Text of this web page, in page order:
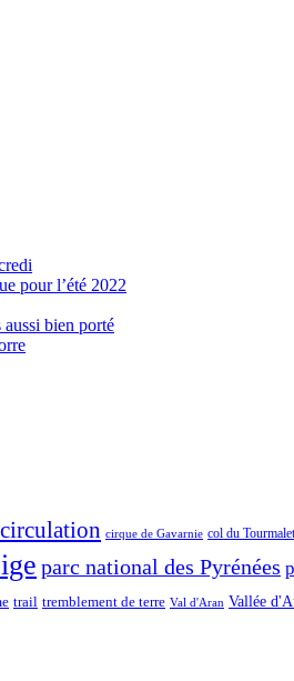
pour l’été 2022
aussi bien porté
circulation cirque de Gavarnie col du Tourmalet
parc national des Pyrénées
trail tremblement de terre Val d'Aran Vallée